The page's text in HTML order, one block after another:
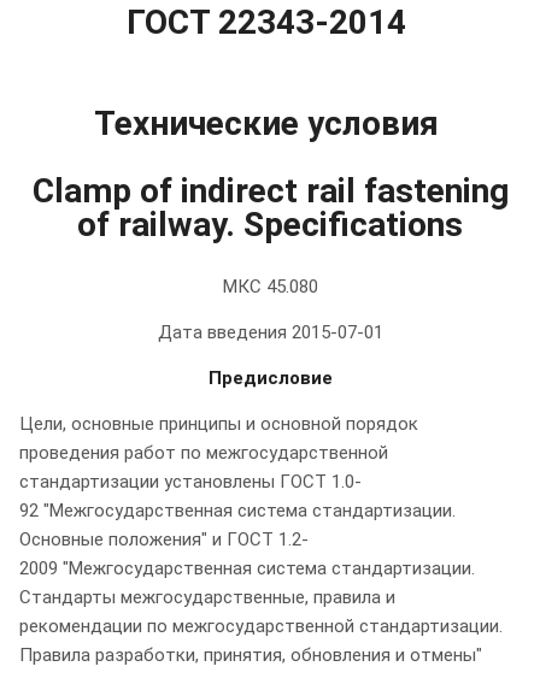
ГОСТ 22343-2014
Технические условия
Clamp of indirect rail fastening
of railway. Specifications
МКС 45.080
Дата введения 2015-07-01
Предисловие
Цели, основные принципы и основной порядок
проведения работ по межгосударственной
стандартизации установлены ГОСТ 1.0-
92 "Межгосударственная система стандартизации.
Основные положения" и ГОСТ 1.2-
2009 "Межгосударственная система стандартизации.
Стандарты межгосударственные, правила и
рекомендации по межгосударственной стандартизации.
Правила разработки, принятия, обновления и отмены"